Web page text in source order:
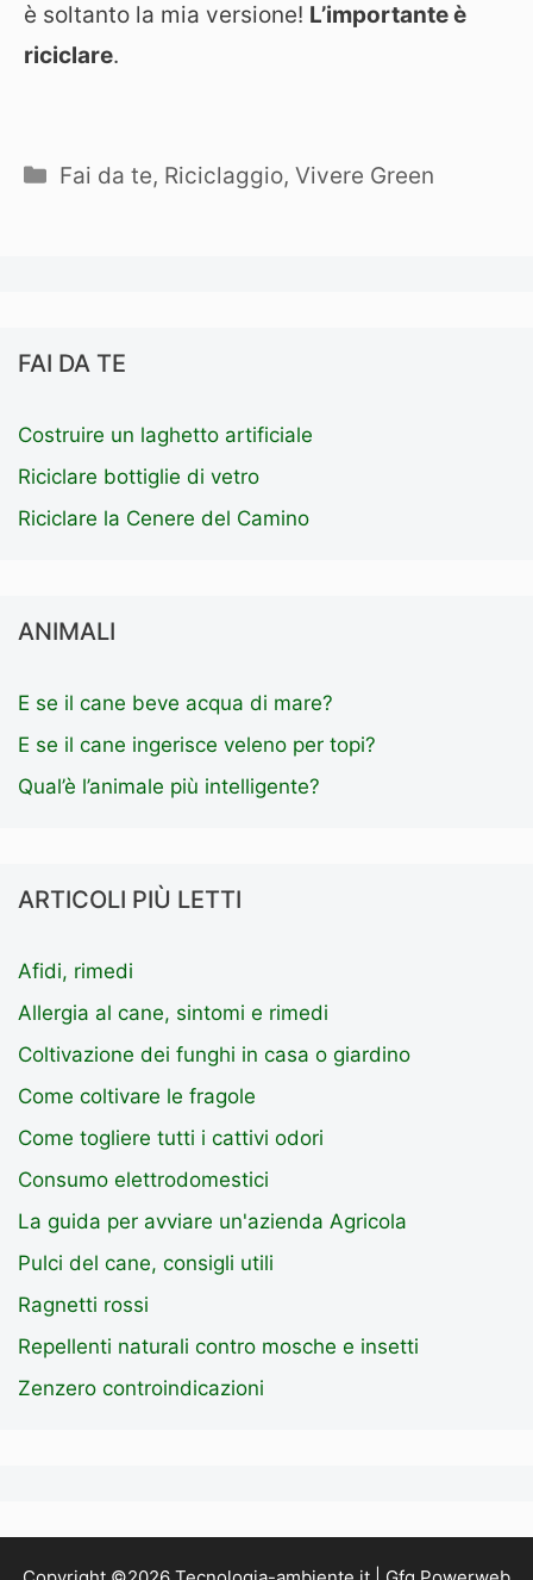
è soltanto la mia versione! L’importante è
riciclare.
Categorie
Fai da te, Riciclaggio,Vivere Green
FAI DA TE
Costruire un laghetto artificiale
Riciclare bottiglie di vetro
Riciclare la Cenere del Camino
ANIMALI
E se il cane beve acqua di mare?
E se il cane ingerisce veleno per topi?
Qual’è l’animale più intelligente?
ARTICOLI PIÙ LETTI
Afidi, rimedi
Allergia al cane, sintomi e rimedi
Coltivazione dei funghi in casa o giardino
Come coltivare le fragole
Come togliere tutti i cattivi odori
Consumo elettrodomestici
La guida per avviare un'azienda Agricola
Pulci del cane, consigli utili
Ragnetti rossi
Repellenti naturali contro mosche e insetti
Zenzero controindicazioni